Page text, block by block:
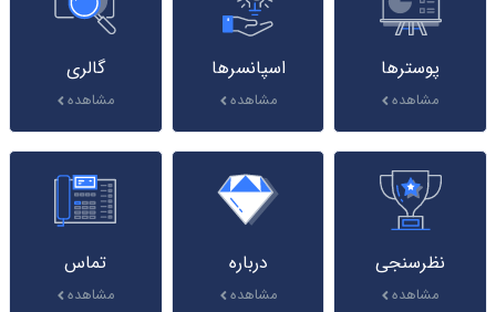
پوسترها
مشاهده
اسپانسرها
مشاهده
گالری
مشاهده
نظرسنجی
مشاهده
درباره
مشاهده
تماس
مشاهده